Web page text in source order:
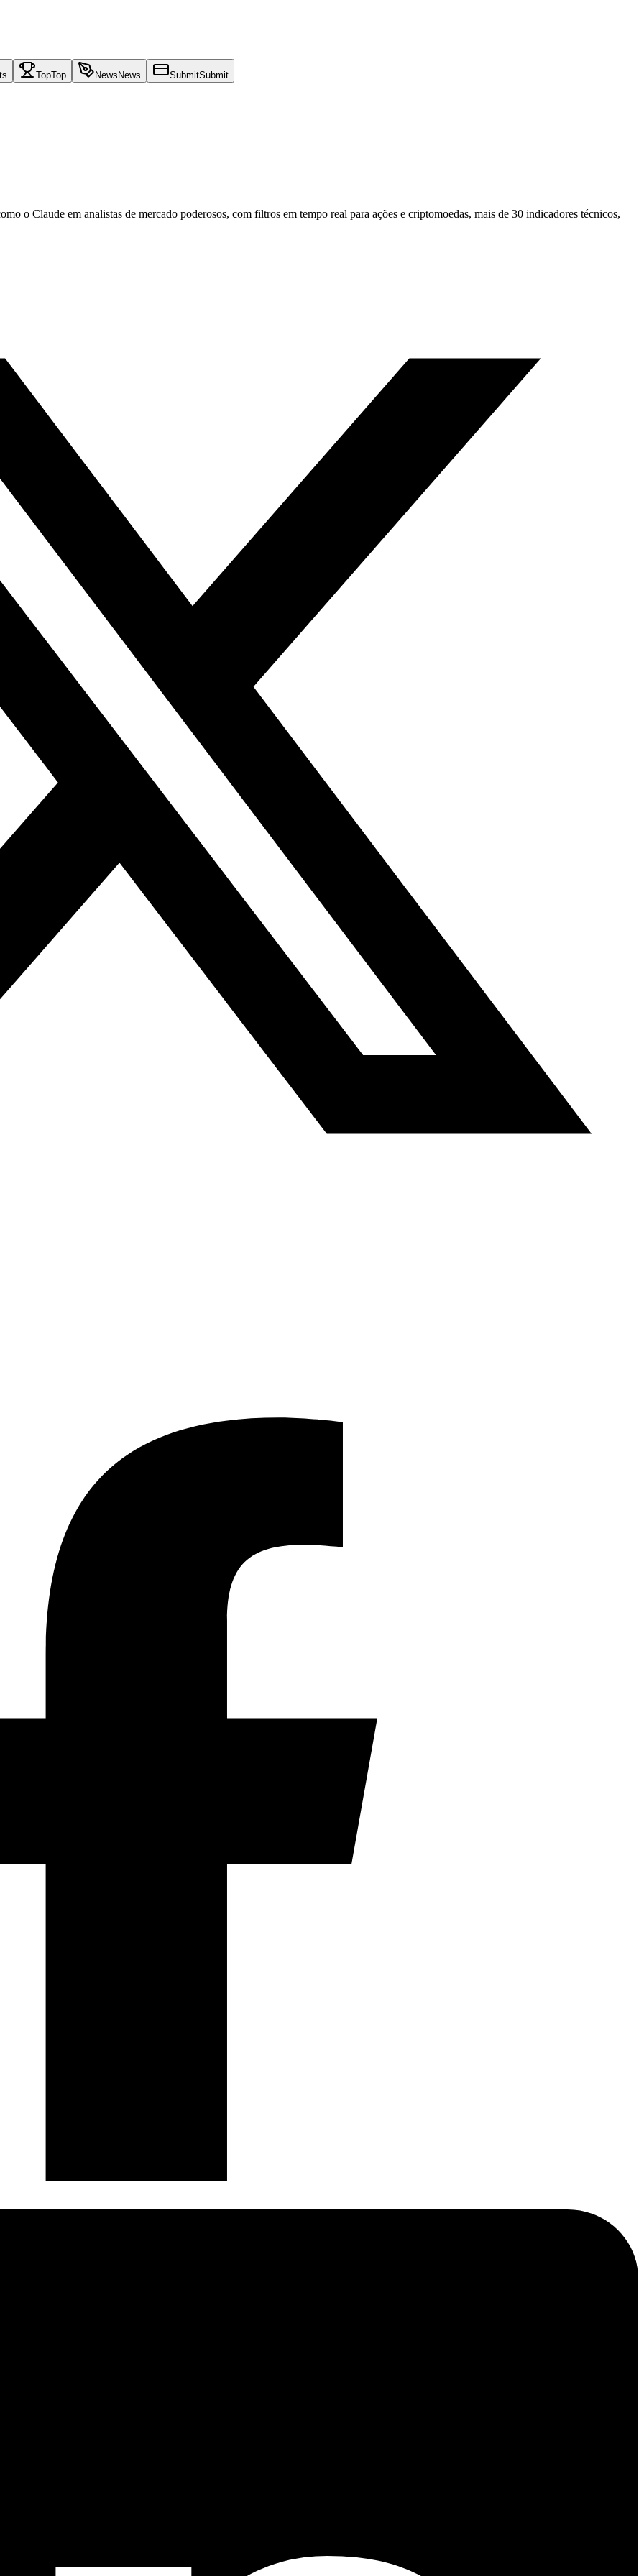
TopTop News News SubmitSubmit
o Claude em analistas de mercado poderosos, com filtros em tempo real para ações e criptomoedas, mais de 30 indicadores técnicos,